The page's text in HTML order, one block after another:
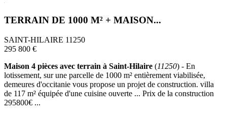
TERRAIN DE 1000 M² + MAISON...
SAINT-HILAIRE 11250
295 800 €
Maison 4 pièces avec terrain à Saint-Hilaire (11250) - En
lotissement, sur une parcelle de 1000 m² entièrement viabilisée,
demeures d'occitanie vous propose un projet de construction. villa
de 117 m² équipée d'une cuisine ouverte ... Prix de la construction
295800€ ...